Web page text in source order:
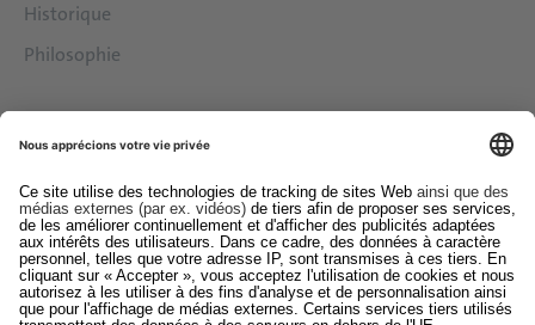
Historique
Philosophie
Downloads
Contact
EDI